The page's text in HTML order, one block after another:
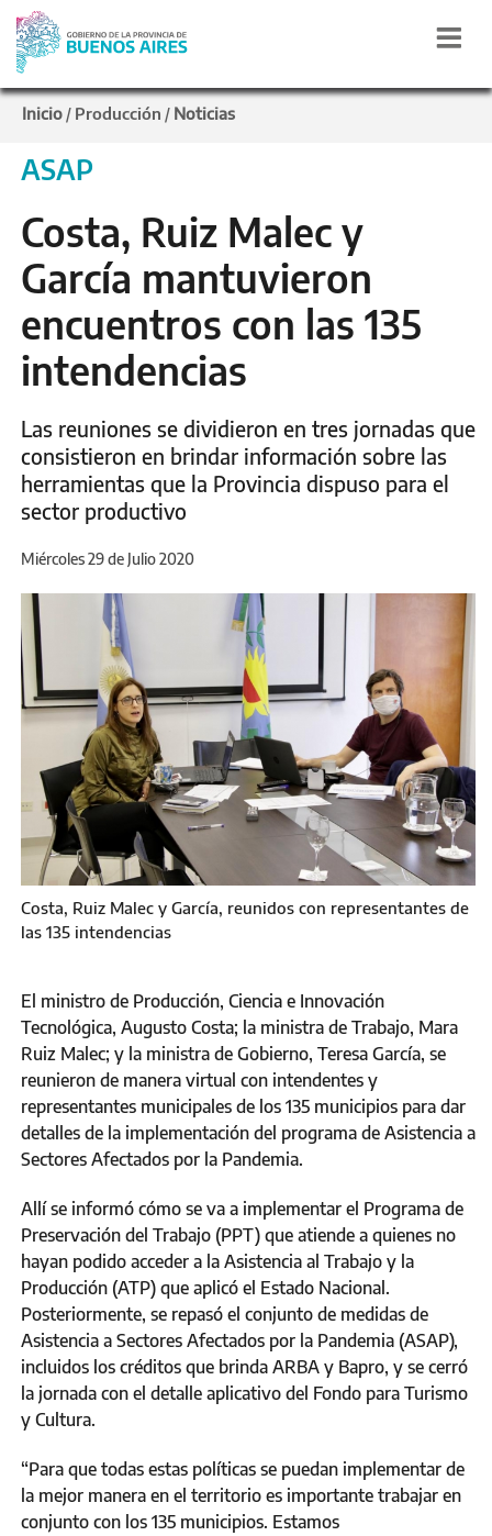
Inicio / Producción / Noticias
ASAP
Costa, Ruiz Malec y
García mantuvieron
encuentros con las 135
intendencias
Las reuniones se dividieron en tres jornadas que
consistieron en brindar información sobre las
herramientas que la Provincia dispuso para el
sector productivo
Miércoles 29 de Julio 2020
Costa, Ruiz Malec y García, reunidos con representantes de
las 135 intendencias
El ministro de Producción, Ciencia e Innovación
Tecnológica, Augusto Costa; la ministra de Trabajo, Mara
Ruiz Malec; y la ministra de Gobierno, Teresa García, se
reunieron de manera virtual con intendentes y
representantes municipales de los 135 municipios para dar
detalles de la implementación del programa de Asistencia a
Sectores Afectados por la Pandemia.
Allí se informó cómo se va a implementar el Programa de
Preservación del Trabajo (PPT) que atiende a quienes no
hayan podido acceder a la Asistencia al Trabajo y la
Producción (ATP) que aplicó el Estado Nacional.
Posteriormente, se repasó el conjunto de medidas de
Asistencia a Sectores Afectados por la Pandemia (ASAP),
incluidos los créditos que brinda ARBA y Bapro, y se cerró
la jornada con el detalle aplicativo del Fondo para Turismo
y Cultura.
“Para que todas estas políticas se puedan implementar de
la mejor manera en el territorio es importante trabajar en
conjunto con los 135 municipios. Estamos